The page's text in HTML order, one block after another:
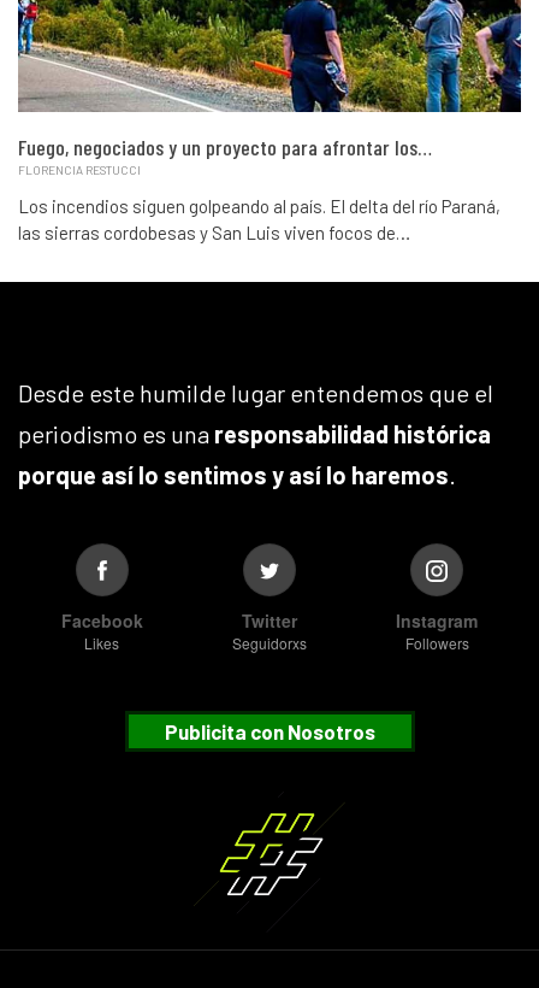
Fuego, negociados y un proyecto para afrontar los…
FLORENCIA RESTUCCI
Los incendios siguen golpeando al país. El delta del río Paraná,
las sierras cordobesas y San Luis viven focos de…
Desde este humilde lugar entendemos que el
periodismo es una responsabilidad histórica
porque así lo sentimos y así lo haremos
Facebook
Likes
Twitter
Seguidorxs
Instagram
Followers
Publicita con Nosotros